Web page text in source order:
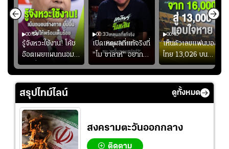
00:54
รู้จังหวะใช้งาน! โค้ช
อ๊อตเผยแผนถนอม
“บุ๋มบิ๋ม” เพื่อรักษา
ร่างกายให้พร้อมที่สุด
00:33
เปิดเหตุผลที่แท้จริงที่
"โม ซาลาห์" อยาก
ย้ายซบ "แทร็บซอนส
ปอร์"
00:40
เห็นตัวเลขแฟนบอล
ไทย 13,026 บน
สกอร์บอร์ดแล้วแอบ
ใจหาย น้อยกว่านัดที่
แล้วเจอมาเลเซียตั้ง
สรุปไทม์ไลน์ ดูทั้งหมด
สงครามตะวันออกกลาง
ติดตาม